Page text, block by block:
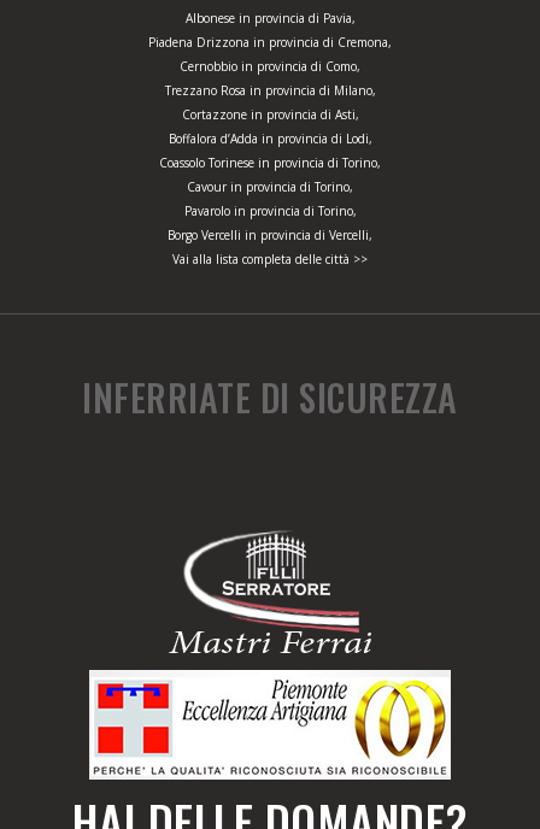
Albonese in provincia di Pavia,
Piadena Drizzona in provincia di Cremona,
Cernobbio in provincia di Como,
Trezzano Rosa in provincia di Milano,
Cortazzone in provincia di Asti,
Boffalora d’Adda in provincia di Lodi,
Coassolo Torinese in provincia di Torino,
Cavour in provincia di Torino,
Pavarolo in provincia di Torino,
Borgo Vercelli in provincia di Vercelli,
Vai alla lista completa delle città >>
INFERRIATE DI SICUREZZA